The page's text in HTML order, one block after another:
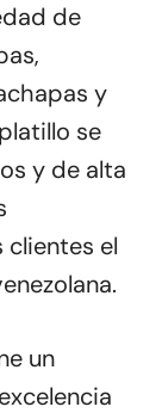
de
y
se
y de alta
el
un